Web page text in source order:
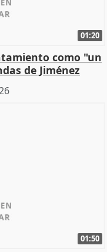
01:20
como "un
de Jiménez
01:50